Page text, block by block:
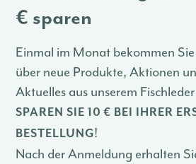
€ sparen
Einmal im Monat bekommen
über neue Produkte, Aktionen
Aktuelles aus unserem
SPAREN SIE 10 € BEI IHRER
BESTELLUNG!
Nach der Anmeldung erhalten